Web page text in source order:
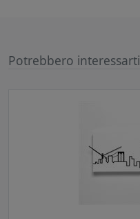
Potrebbero interessarti